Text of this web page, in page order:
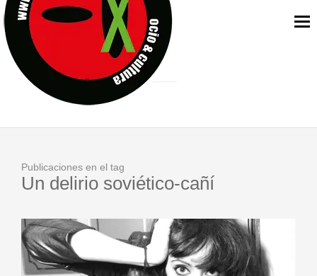
MILITARES JUDÍAS EN #EXVITA
D’BALDOMEROS REINVENTAN [BITÁCORA 3.0] EN EXVITA
MARSHALL FLASH PRESENTA EN EXVITA [RELATIVA
JOFRE BARDAGÍ EN EXVITA INTERPRETANDO A SERRAT
Publicaciones en el tag
Un delirio soviético-cañí